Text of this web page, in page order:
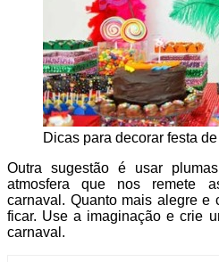
Dicas para decorar festa
Outra sugestão é usar
atmosfera que nos remete
carnaval. Quanto mais alegre e
ficar. Use a imaginação e crie
carnaval.